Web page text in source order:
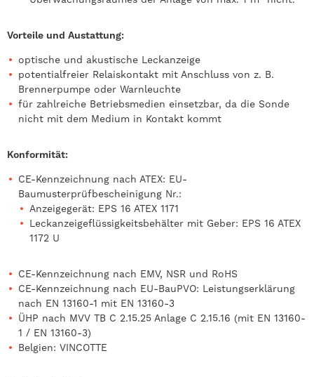
Vorteile und Austattung:
optische und akustische Leckanzeige
potentialfreier Relaiskontakt mit Anschluss von z. B.
Brennerpumpe oder Warnleuchte
für zahlreiche Betriebsmedien einsetzbar, da die Sonde
nicht mit dem Medium in Kontakt kommt
Konformität:
CE-Kennzeichnung nach ATEX: EU-
Baumusterprüfbescheinigung Nr.:
Anzeigegerät: EPS 16 ATEX 1171
Leckanzeigeflüssigkeitsbehälter mit Geber: EPS 16 ATEX
1172 U
CE-Kennzeichnung nach EMV, NSR und RoHS
CE-Kennzeichnung nach EU-BauPVO: Leistungserklärung
nach EN 13160-1 mit EN 13160-3
ÜHP nach MVV TB C 2.15.25 Anlage C 2.15.16 (mit EN 13160-
1 / EN 13160-3)
Belgien: VINCOTTE